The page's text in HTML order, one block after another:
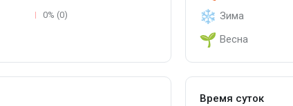
0% (0) Зима
Весна
Время суток